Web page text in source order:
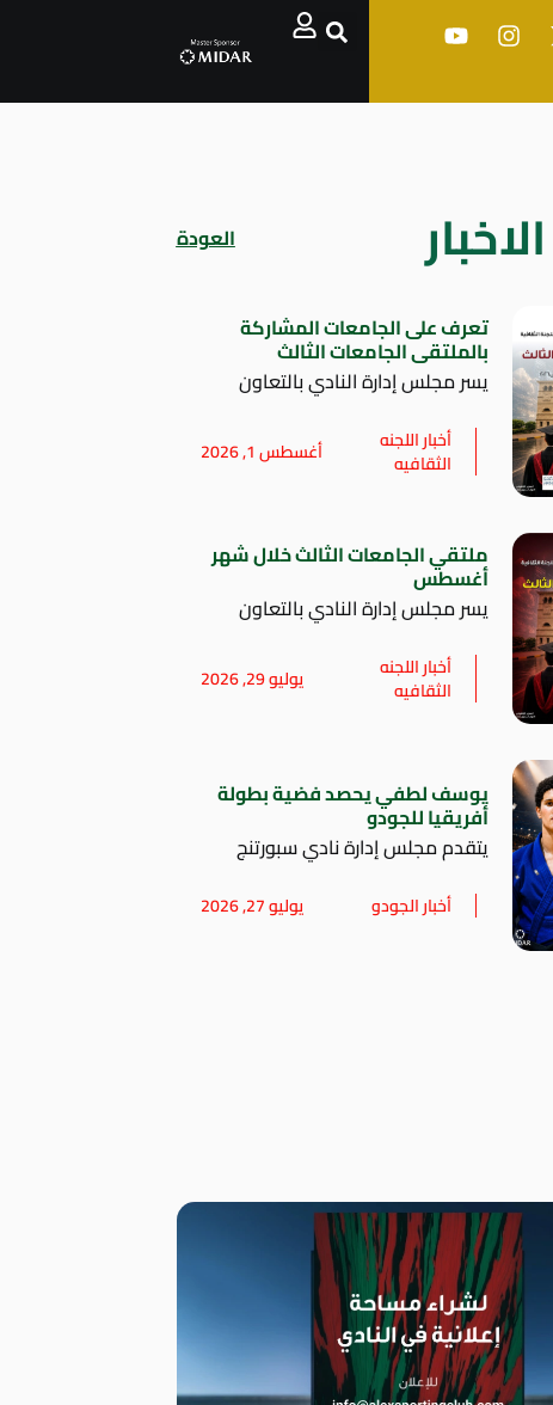
العودة
تعرف على الجامعات المشاركة
بالملتقى الجامعات الثالث
يسر مجلس إدارة النادي بالتعاون
أخبار اللجنه
الثقافيه أغسطس 1, 2026
ملتقي الجامعات الثالث خلال شهر
أغسطس
يسر مجلس إدارة النادي بالتعاون
أخبار اللجنه
الثقافيه يوليو 29, 2026
يوسف لطفي يحصد فضية بطولة
أفريقيا للجودو
يتقدم مجلس إدارة نادي سبورتنج
أخبار الجودو يوليو 27, 2026